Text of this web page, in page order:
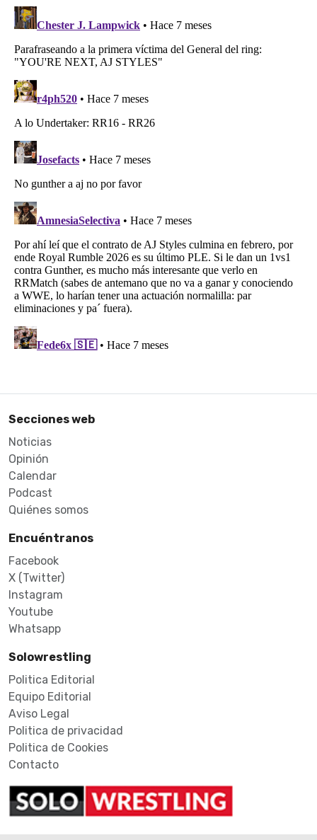
Secciones web
Noticias
Opinión
Calendar
Podcast
Quiénes somos
Encuéntranos
Facebook
X (Twitter)
Instagram
Youtube
Whatsapp
Solowrestling
Politica Editorial
Equipo Editorial
Aviso Legal
Politica de privacidad
Politica de Cookies
Contacto